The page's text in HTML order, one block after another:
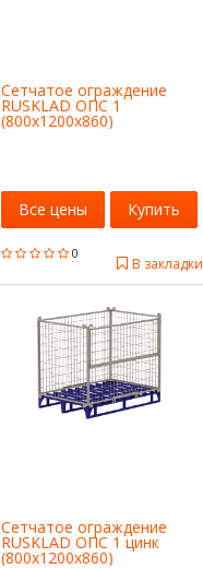
Сетчатое ограждение
RUSKLAD ОПС 1
(800x1200x860)
0
В закладки
Все цены Купить
Сетчатое ограждение
RUSKLAD ОПС 1 цинк
(800x1200x860)